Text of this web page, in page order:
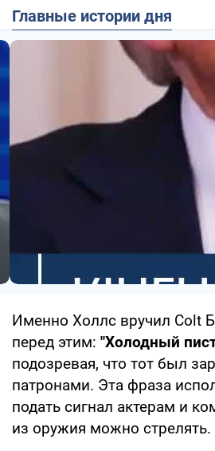
Главные истории дня
Именно Холлс вручил Colt
перед этим: "Холодный
подозревая, что тот был
патронами. Эта фраза
подать сигнал актерам и
из оружия можно стрелять.